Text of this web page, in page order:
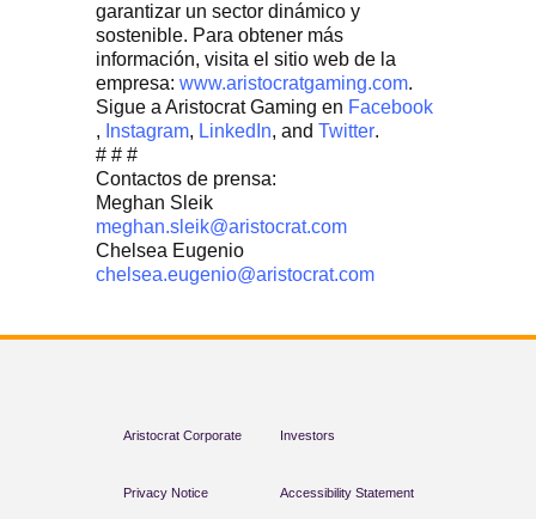
garantizar un sector dinámico y
sostenible. Para obtener más
información, visita el sitio web de la
empresa: www.aristocratgaming.com.
Sigue a Aristocrat Gaming en Facebook
, Instagram, LinkedIn, and Twitter.
# # #
Contactos de prensa:
Meghan Sleik
meghan.sleik@aristocrat.com
Chelsea Eugenio
chelsea.eugenio@aristocrat.com
Aristocrat Corporate Investors
Privacy Notice Accessibility Statement